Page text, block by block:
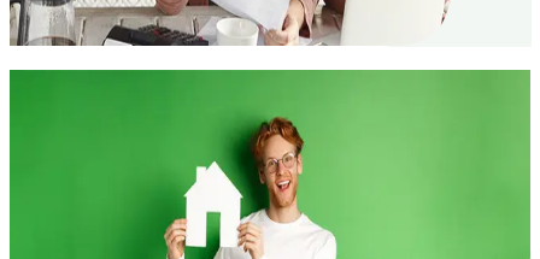
intelligente.
Argomenti pro e contro un'assicurazione
garanzia d'affitto